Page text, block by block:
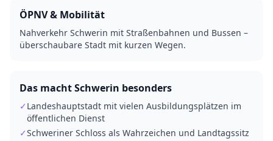
ÖPNV & Mobilität
Nahverkehr Schwerin mit Straßenbahnen und Bussen –
überschaubare Stadt mit kurzen Wegen.
Das machtSchwerin besonders
✓ Landeshauptstadt mit vielen Ausbildungsplätzen im
öffentlichen Dienst
✓Schweriner Schloss als Wahrzeichen und Landtagssitz